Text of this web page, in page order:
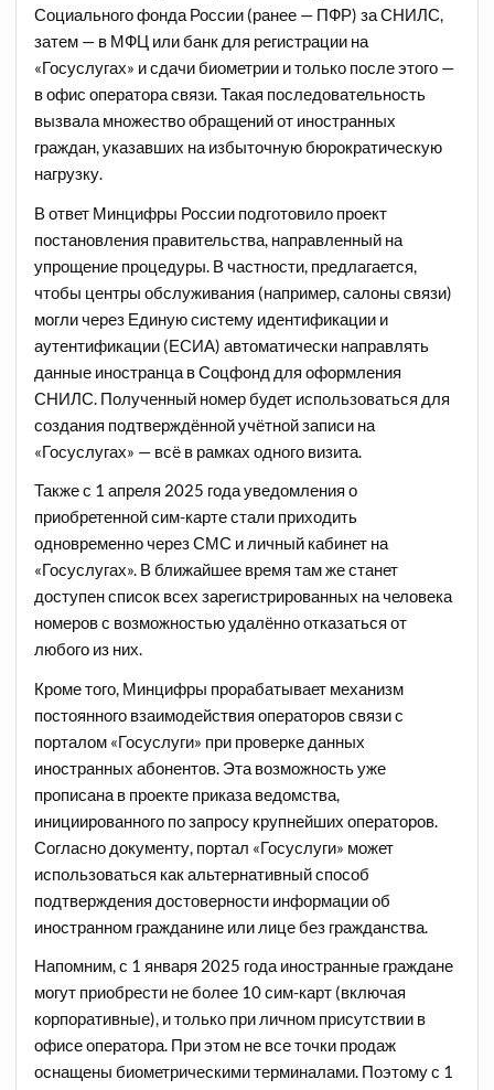
Социального фонда России (ранее — ПФР) за СНИЛС,
затем — в МФЦ или банк для регистрации на
«Госуслугах» и сдачи биометрии и только после этого —
в офис оператора связи. Такая последовательность
вызвала множество обращений от иностранных
граждан, указавших на избыточную бюрократическую
нагрузку.
В ответ Минцифры России подготовило проект
постановления правительства, направленный на
упрощение процедуры. В частности, предлагается,
чтобы центры обслуживания (например, салоны связи)
могли через Единую систему идентификации и
аутентификации (ЕСИА) автоматически направлять
данные иностранца в Соцфонд для оформления
СНИЛС. Полученный номер будет использоваться для
создания подтверждённой учётной записи на
«Госуслугах» — всё в рамках одного визита.
Также с 1 апреля 2025 года уведомления о
приобретенной сим-карте стали приходить
одновременно через СМС и личный кабинет на
«Госуслугах». В ближайшее время там же станет
доступен список всех зарегистрированных на человека
номеров с возможностью удалённо отказаться от
любого из них.
Кроме того, Минцифры прорабатывает механизм
постоянного взаимодействия операторов связи с
порталом «Госуслуги» при проверке данных
иностранных абонентов. Эта возможность уже
прописана в проекте приказа ведомства,
инициированного по запросу крупнейших операторов.
Согласно документу, портал «Госуслуги» может
использоваться как альтернативный способ
подтверждения достоверности информации об
иностранном гражданине или лице без гражданства.
Напомним, с 1 января 2025 года иностранные граждане
могут приобрести не более 10 сим-карт (включая
корпоративные), и только при личном присутствии в
офисе оператора. При этом не все точки продаж
оснащены биометрическими терминалами. Поэтому с 1